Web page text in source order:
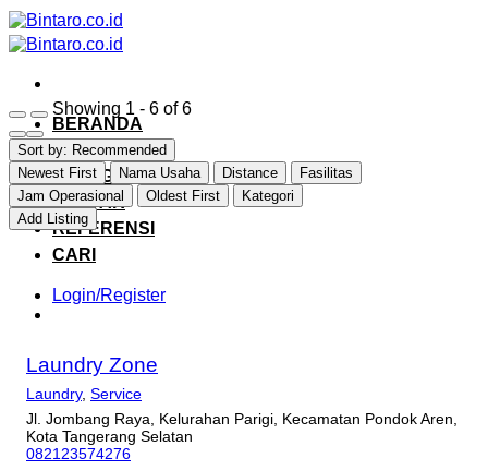
Skip
to
content
BERANDA
JELAJAHI
KATEGORI
DAFTAR
REFERENSI
CARI
Login/Register
Showing 1 - 6 of 6
Sort by: Recommended
Newest First
Nama Usaha Distance
Fasilitas
Jam Operasional
Oldest First
Kategori
Add Listing
Laundry Zone
Laundry, Service
Jl. Jombang Raya, Kelurahan Parigi, Kecamatan Pondok Aren,
Kota Tangerang Selatan
082123574276